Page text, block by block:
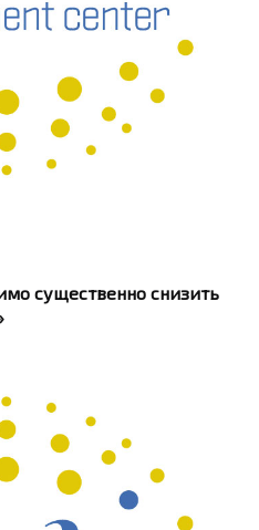
существенно снизить